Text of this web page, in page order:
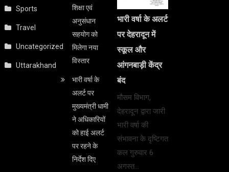
Sports
Travel
Uncategorized
Uttarakhand
शिक्षा एवं
अनुसंधान
सहयोग को
मिलेगा नया
विस्तार
भारी वर्षा के
अलर्ट पर
मुख्यमंत्री धामी
ने अधिकारियों
को हाई अलर्ट
पर रहने के
निर्देश दिए
भारी वर्षा के अलर्ट
पर देहरादून में
स्कूल और
आंगनबाड़ी केंद्र
बंद
मौसम विभाग,
देहरादून द्वारा जारी
भारी वर्षा की
संभावना के दृष्टिगत
कल गुरुवार 6
अगस्त…